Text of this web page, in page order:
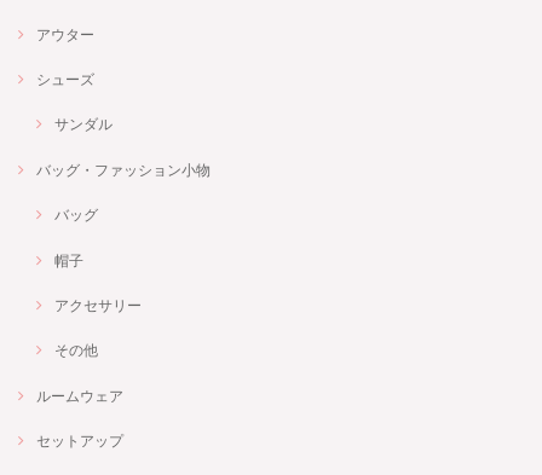
アウター
シューズ
サンダル
バッグ・ファッション小物
バッグ
帽子
アクセサリー
その他
ルームウェア
セットアップ